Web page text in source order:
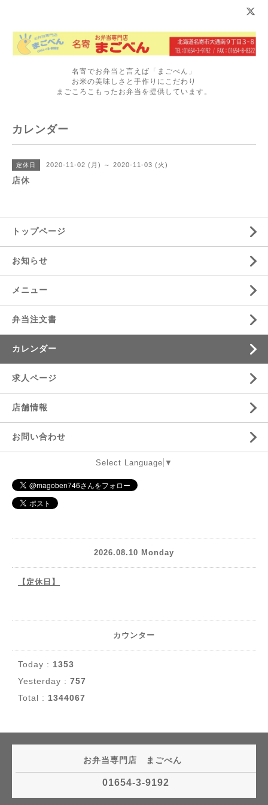
名寄でお弁当と言えば「まごべん」
お米の美味しさと手作りにこだわり
まごころこもったお弁当を提供しています。
カレンダー
定休日 2020-11-02 (月) ～ 2020-11-03 (火)
店休
トップページ
お知らせ
メニュー
弁当注文書
カレンダー
求人ページ
店舗情報
お問い合わせ
Select Language ▼
2026.08.10 Monday
【定休日】
カウンター
Today : 1353
Yesterday : 757
Total : 1344067
お弁当専門店 まごべん
01654-3-9192